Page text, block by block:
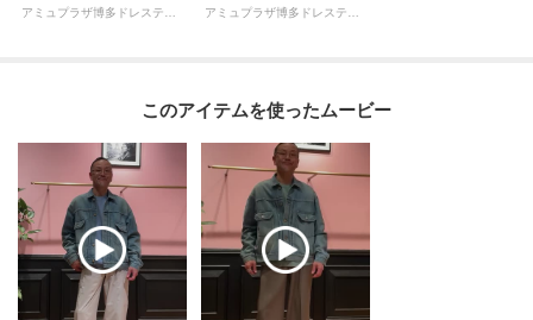
※照明の関係により、実際よりも色味が違って見える場合があります。ま
た、パソコン・スマートフォンなどの環境により、若干製品と画像のカラー
が異なる場合もございます。
このアイテムを使ったムービー